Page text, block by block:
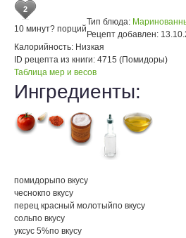
2
10 минут? порций
Тип блюда:
Рецепт добавлен:
Калорийность: Низкая
ID рецепта из книги: 4715 (Помидоры)
Таблица мер и весов
Ингредиенты:
помидорыпо вкусу
чеснокпо вкусу
перец красный молотыйпо вкусу
сольпо вкусу
уксус 5%по вкусу